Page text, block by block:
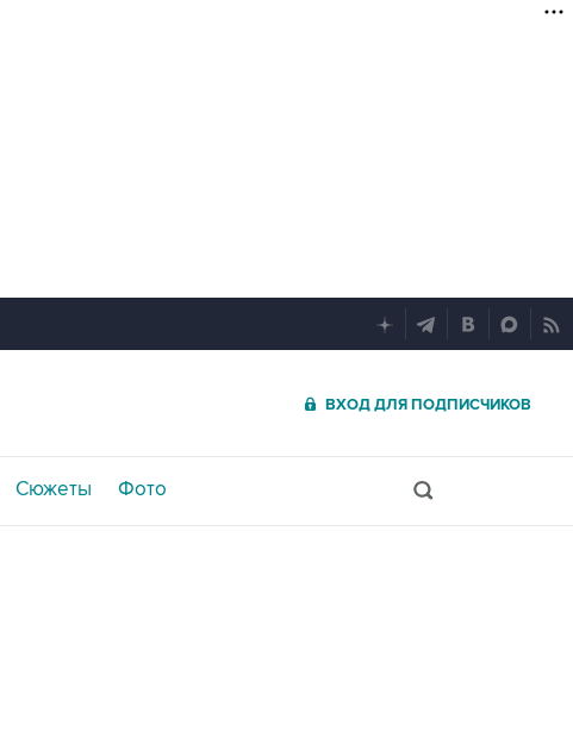
ВХОД ДЛЯ ПОДПИСЧИКОВ
Сюжеты Фото